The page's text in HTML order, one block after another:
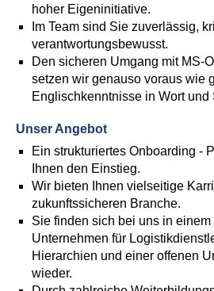
hoher Eigeninitiative.
Im Team sind Sie zuverlässig,
verantwortungsbewusst.
Den sicheren Umgang mit MS-
setzen wir genauso voraus wie
Englischkenntnisse in Wort und
Unser Angebot
Ein strukturiertes Onboarding -
Ihnen den Einstieg.
Wir bieten Ihnen vielseitige
zukunftssicheren Branche.
Sie finden sich bei uns in einem
Unternehmen für
Hierarchien und einer offenen
wieder.